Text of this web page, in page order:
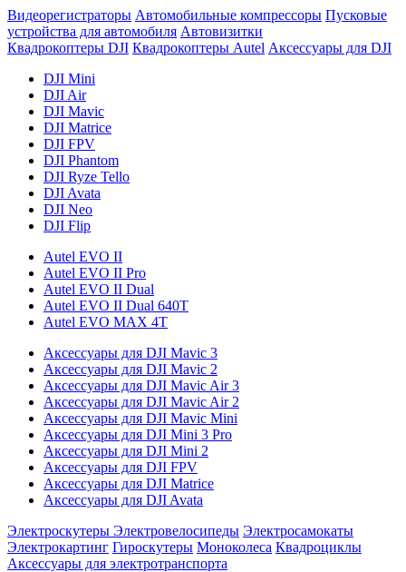
Видеорегистраторы Автомобильные компрессоры Пусковые
устройства для автомобиля Автовизитки
Квадрокоптеры DJI Квадрокоптеры Autel Аксессуары для DJI
DJI Mini
DJI Air
DJI Mavic
DJI Matrice
DJI FPV
DJI Phantom
DJI Ryze Tello
DJI Avata
DJI Neo
DJI Flip
Autel EVO II
Autel EVO II Pro
Autel EVO II Dual
Autel EVO II Dual 640T
Autel EVO MAX 4T
Аксессуары для DJI Mavic 3
Аксессуары для DJI Mavic 2
Аксессуары для DJI Mavic Air 3
Аксессуары для DJI Mavic Air 2
Аксессуары для DJI Mavic Mini
Аксессуары для DJI Mini 3 Pro
Аксессуары для DJI Mini 2
Аксессуары для DJI FPV
Аксессуары для DJI Matrice
Аксессуары для DJI Avata
Электроскутеры Электровелосипеды Электросамокаты
Электрокартинг Гироскутеры Моноколеса Квадроциклы
Аксессуары для электротранспорта